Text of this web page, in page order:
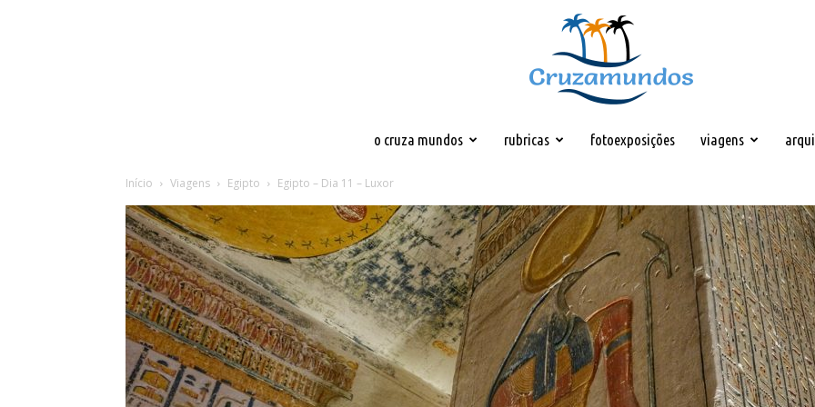
o cruza mundos rubricas fotoexposições viagens
Início Viagens Egipto Egipto – Dia 11 – Luxor